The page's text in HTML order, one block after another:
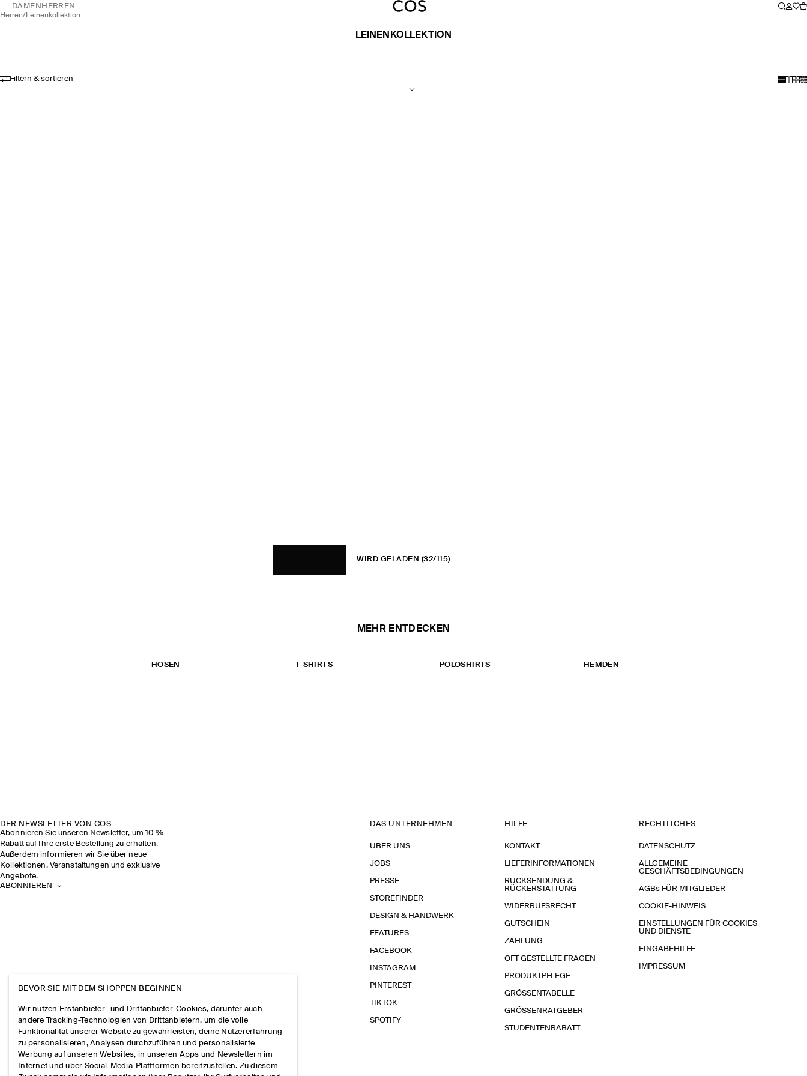
DAMEN HERREN
herren/ leinenkollektion
LEINENKOLLEKTION
Filtern & sortieren
WIRD GELADEN (32/115)
MEHR ENTDECKEN
HOSEN T-SHIRTS POLOSHIRTS HEMDEN
DER NEWSLETTER VON COS
Abonnieren Sie unseren Newsletter, um 10 %
Rabatt auf Ihre erste Bestellung zu erhalten.
Außerdem informieren wir Sie über neue
Kollektionen, Veranstaltungen und exklusive
Angebote.
ABONNIEREN
DAS UNTERNEHMEN
ÜBER UNS
JOBS
PRESSE
STOREFINDER
DESIGN & HANDWERK
FEATURES
FACEBOOK
INSTAGRAM
PINTEREST
TIKTOK
SPOTIFY
HILFE
KONTAKT
LIEFERINFORMATIONEN
RÜCKSENDUNG &
RÜCKERSTATTUNG
WIDERRUFSRECHT
GUTSCHEIN
ZAHLUNG
OFT GESTELLTE FRAGEN
PRODUKTPFLEGE
GRÖSSENTABELLE
GRÖSSENRATGEBER
STUDENTENRABATT
RECHTLICHES
DATENSCHUTZ
ALLGEMEINE
GESCHÄFTSBEDINGUNGEN
AGBs FÜR MITGLIEDER
COOKIE-HINWEIS
EINSTELLUNGEN FÜR COOKIES
UND DIENSTE
EINGABEHILFE
IMPRESSUM
BEVOR SIE MIT DEM SHOPPEN BEGINNEN
Wir nutzen Erstanbieter- und Drittanbieter-Cookies, darunter auch
andere Tracking-Technologien von Drittanbietern, um die volle
Funktionalität unserer Website zu gewährleisten, deine Nutzererfahrung
zu personalisieren, Analysen durchzuführen und personalisierte
Werbung auf unseren Websites, in unseren Apps und Newslettern im
Internet und über Social-Media-Plattformen bereitzustellen. Zu diesem